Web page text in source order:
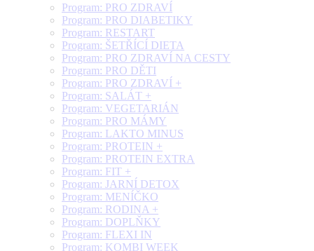
Program: PRO ZDRAVÍ
Program: PRO DIABETIKY
Program: RESTART
Program: ŠETŘÍCÍ DIETA
Program: PRO ZDRAVÍ NA CESTY
Program: PRO DĚTI
Program: PRO ZDRAVÍ +
Program: SALÁT +
Program: VEGETARIÁN
Program: PRO MÁMY
Program: LAKTO MINUS
Program: PROTEIN +
Program: PROTEIN EXTRA
Program: FIT +
Program: JARNÍ DETOX
Program: MENÍČKO
Program: RODINA +
Program: DOPLŇKY
Program: FLEXI IN
Program: KOMBI WEEK